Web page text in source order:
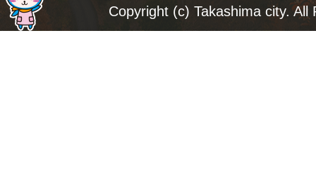
ジ
Copyright (c) Takashima city. All